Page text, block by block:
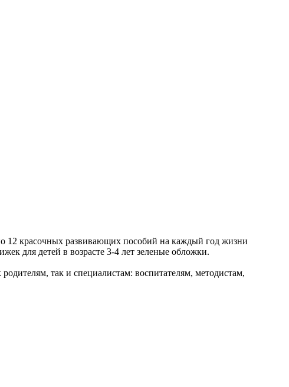
12 красочных развивающих пособий на каждый год жизни
для детей в возрасте 3-4 лет зеленые обложки.
так и специалистам: воспитателям, методистам,